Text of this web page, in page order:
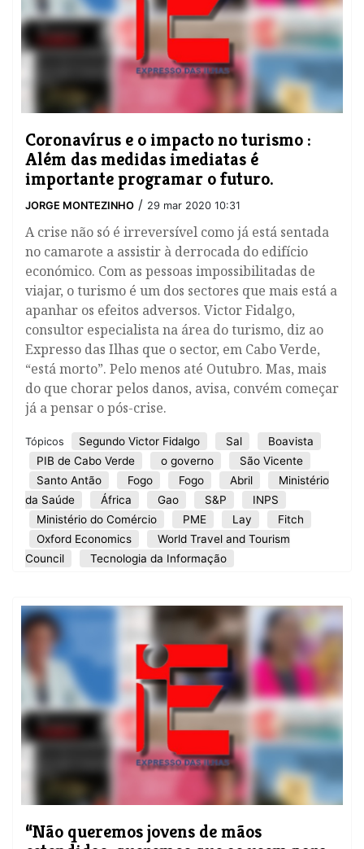
Coronavírus e o impacto no turismo :
Além das medidas imediatas é
importante programar o futuro.
JORGE MONTEZINHO / 29 mar 2020 10:31
A crise não só é irreversível como já está sentada
no camarote a assistir à derrocada do edifício
económico. Com as pessoas impossibilitadas de
viajar, o turismo é um dos sectores que mais está a
apanhar os efeitos adversos. Victor Fidalgo,
consultor especialista na área do turismo, diz ao
Expresso das Ilhas que o sector, em Cabo Verde,
“está morto”. Pelo menos até Outubro. Mas, mais
do que chorar pelos danos, avisa, convém começar
já a pensar o pós-crise.
Tópicos Segundo Victor Fidalgo Sal
Boavista
PIB de Cabo Verde
o governo
São Vicente
Santo Antão
Fogo Fogo Abril
Ministério
da Saúde
África Gao S&P
INPS
Ministério do Comércio
PME Lay
Fitch
Oxford Economics
World Travel and Tourism
Council
Tecnologia da Informação
“Não queremos jovens de mãos